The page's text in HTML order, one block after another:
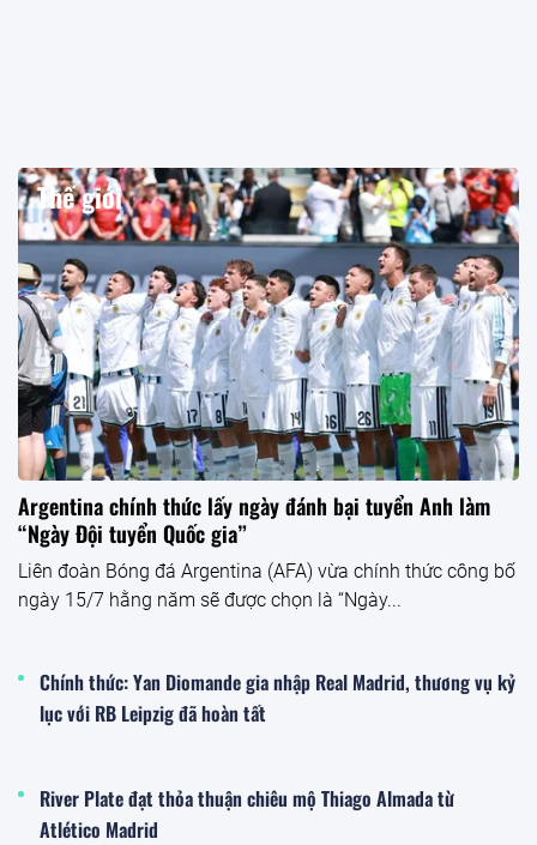
Thế giới
Argentina chính thức lấy ngày đánh bại tuyển Anh làm
“Ngày Đội tuyển Quốc gia”
Liên đoàn Bóng đá Argentina (AFA) vừa chính thức công bố
ngày 15/7 hằng năm sẽ được chọn là “Ngày...
Chính thức: Yan Diomande gia nhập Real Madrid, thương vụ kỷ
lục với RB Leipzig đã hoàn tất
River Plate đạt thỏa thuận chiêu mộ Thiago Almada từ
Atlético Madrid